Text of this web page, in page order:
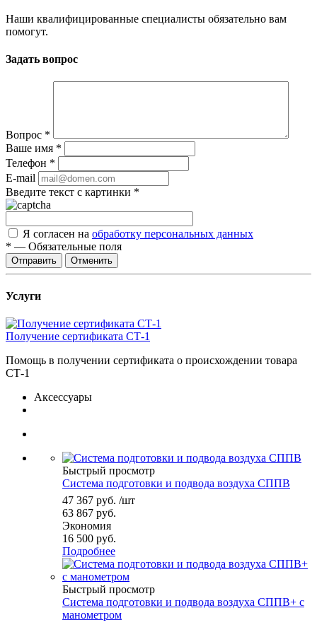
Наши квалифицированные специалисты обязательно вам
помогут.
Задать вопрос
Вопрос *
Ваше имя *
Телефон *
E-mail
Введите текст с картинки *
Я согласен на обработку персональных данных
* — Обязательные поля
Отправить Отменить
Услуги
Получение сертификата СТ-1
Помощь в получении сертификата о происхождении товара
СТ-1
Аксессуары
Быстрый просмотр
Система подготовки и подвода воздуха СППВ
47 367 руб. /шт
63 867 руб.
Экономия
16 500 руб.
Подробнее
Быстрый просмотр
Система подготовки и подвода воздуха СППВ+ с
манометром